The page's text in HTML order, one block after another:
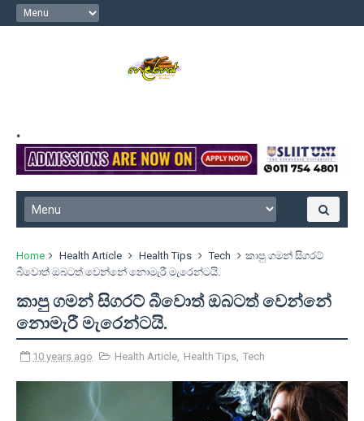
.
Home Health Article Health Tips Tech
කාපු ගමන් සිගරට්
බීවොත් ඔබටත් වෙන්නේ නොමැරී මැරෙන්ටයි.
කාපු ගමන් සිගරට් බීවොත් ඔබටත් වෙන්නේ
නොමැරී මැරෙන්ටයි.
10 years ago Health Article Health Tips Tech